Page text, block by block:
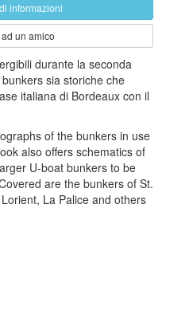
informazioni
un amico
durante la seconda
sia storiche che
italiana di Bordeaux con il
of the bunkers in use
also offers schematics of
U-boat bunkers to be
are the bunkers of St.
La Palice and others